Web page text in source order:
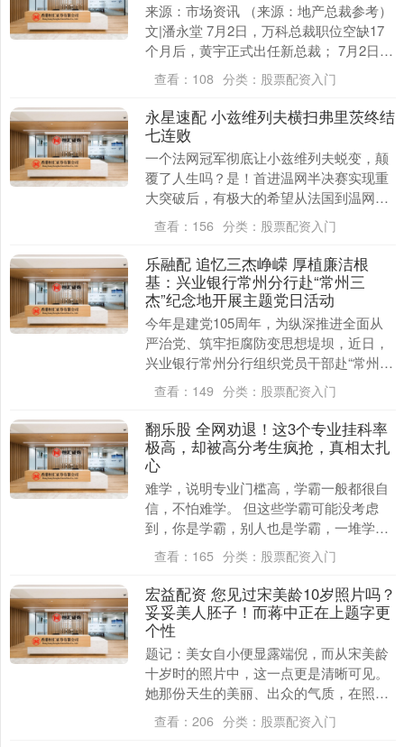
来源：市场资讯 （来源：地产总裁参考）
文|潘永堂 7月2日，万科总裁职位空缺17
个月后，黄宇正式出任新总裁； 7月2日，
深高速董事长徐恩利空降万科，成为万科
党....
查看： 108 分类： 股票配资入门
永星速配 小兹维列夫横扫弗里茨终结
七连败
一个法网冠军彻底让小兹维列夫蜕变，颠
覆了人生吗？是！首进温网半决赛实现重
大突破后，有极大的希望从法国到温网背
靠背挺进决赛。 四分之一决赛迎战网坛贵
公子弗里茨，赛....
查看： 156 分类： 股票配资入门
乐融配 追忆三杰峥嵘 厚植廉洁根
基：兴业银行常州分行赴“常州三
杰”纪念地开展主题党日活动
今年是建党105周年，为纵深推进全面从
严治党、筑牢拒腐防变思想堤坝，近日，
兴业银行常州分行组织党员干部赴“常州三
杰”纪念地，开展“警示教育常抓不懈，廉
洁自律警钟....
查看： 149 分类： 股票配资入门
翻乐股 全网劝退！这3个专业挂科率
极高，却被高分考生疯抢，真相太扎
心
难学，说明专业门槛高，学霸一般都很自
信，不怕难学。 但这些学霸可能没考虑
到，你是学霸，别人也是学霸，一堆学霸
卷，就难上加难了。 每年高考填志愿，都
会出现一种奇怪....
查看： 165 分类： 股票配资入门
宏益配资 您见过宋美龄10岁照片吗？
妥妥美人胚子！而蒋中正在上题字更
个性
题记：美女自小便显露端倪，而从宋美龄
十岁时的照片中，这一点更是清晰可见。
她那份天生的美丽、出众的气质，在照片
里就已初现端倪。她的穿着打扮虽然年纪
尚小，却格外讲究....
查看： 206 分类： 股票配资入门